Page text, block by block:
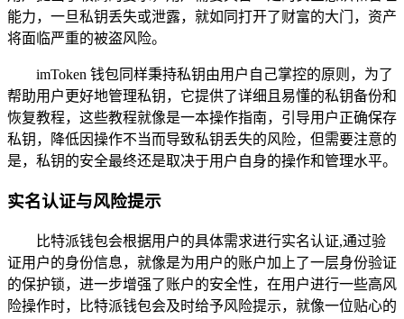
能力，一旦私钥丢失或泄露，就如同打开了财富的大门，资产
将面临严重的被盗风险。
imToken 钱包同样秉持私钥由用户自己掌控的原则，为了
帮助用户更好地管理私钥，它提供了详细且易懂的私钥备份和
恢复教程，这些教程就像是一本操作指南，引导用户正确保存
私钥，降低因操作不当而导致私钥丢失的风险，但需要注意的
是，私钥的安全最终还是取决于用户自身的操作和管理水平。
实名认证与风险提示
比特派钱包会根据用户的具体需求进行实名认证,通过验
证用户的身份信息，就像是为用户的账户加上了一层身份验证
的保护锁，进一步增强了账户的安全性，在用户进行一些高风
险操作时，比特派钱包会及时给予风险提示，就像一位贴心的